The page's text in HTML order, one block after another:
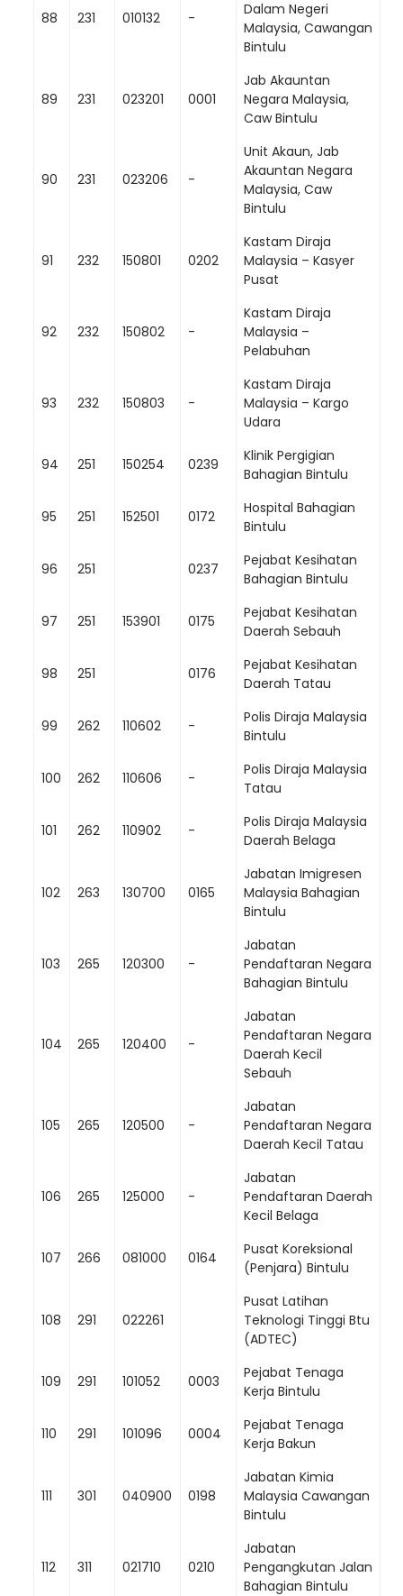
88 231 010132 -
Dalam Negeri
Malaysia, Cawangan
Bintulu
89 231 023201 0001
Jab Akauntan
Negara Malaysia,
Caw Bintulu
90 231 023206 -
Unit Akaun, Jab
Akauntan Negara
Malaysia, Caw
Bintulu
91 232 150801 0202
Kastam Diraja
Malaysia – Kasyer
Pusat
92 232 150802 -
Kastam Diraja
Malaysia –
Pelabuhan
93 232 150803 -
Kastam Diraja
Malaysia – Kargo
Udara
94 251 150254 0239
Klinik Pergigian
Bahagian Bintulu
95 251 152501 0172
Hospital Bahagian
Bintulu
96 251
153901
0237
Pejabat Kesihatan
Bahagian Bintulu
97 251 0175
Pejabat Kesihatan
Daerah Sebauh
98 251 0176
Pejabat Kesihatan
Daerah Tatau
99 262 110602 -
Polis Diraja Malaysia
Bintulu
100 262 110606 -
Polis Diraja Malaysia
Tatau
101 262 110902 -
Polis Diraja Malaysia
Daerah Belaga
102 263 130700 0165
Jabatan Imigresen
Malaysia Bahagian
Bintulu
103 265 120300 -
Jabatan
Pendaftaran Negara
Bahagian Bintulu
104 265 120400 -
Jabatan
Pendaftaran Negara
Daerah Kecil
Sebauh
105 265 120500 -
Jabatan
Pendaftaran Negara
Daerah Kecil Tatau
106 265 125000 -
Jabatan
Pendaftaran Daerah
Kecil Belaga
107 266 081000 0164
Pusat Koreksional
(Penjara) Bintulu
108 291 022261
Pusat Latihan
Teknologi Tinggi Btu
(ADTEC)
109 291 101052 0003
Pejabat Tenaga
Kerja Bintulu
110 291 101096 0004
Pejabat Tenaga
Kerja Bakun
111 301 040900 0198
Jabatan Kimia
Malaysia Cawangan
Bintulu
112 311 021710 0210
Jabatan
Pengangkutan Jalan
Bahagian Bintulu